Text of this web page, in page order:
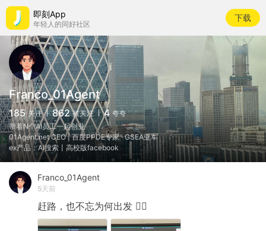
即刻App
年轻人的同好社区
下载
Franco_01Agent
185 关注 862 被关注 4 夸夸
带着N个AI员工一起创业
01Agent.net CEO | 百度PPDE专家 · GSEA亚军
ex产品：AI搜索丨高校版facebook
Franco_01Agent
5天前
赶路，也不忘为何出发 ❤️‍🔥